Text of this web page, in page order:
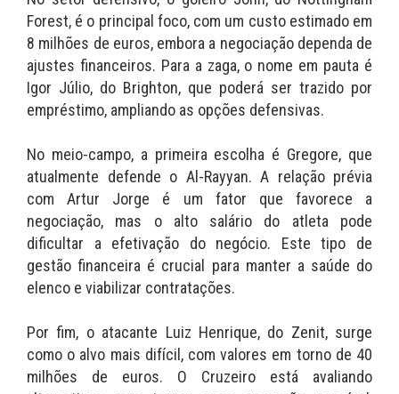
Forest, é o principal foco, com um custo estimado em
8 milhões de euros, embora a negociação dependa de
ajustes financeiros. Para a zaga, o nome em pauta é
Igor Júlio, do Brighton, que poderá ser trazido por
empréstimo, ampliando as opções defensivas.
No meio-campo, a primeira escolha é Gregore, que
atualmente defende o Al-Rayyan. A relação prévia
com Artur Jorge é um fator que favorece a
negociação, mas o alto salário do atleta pode
dificultar a efetivação do negócio. Este tipo de
gestão financeira é crucial para manter a saúde do
elenco e viabilizar contratações.
Por fim, o atacante Luiz Henrique, do Zenit, surge
como o alvo mais difícil, com valores em torno de 40
milhões de euros. O Cruzeiro está avaliando